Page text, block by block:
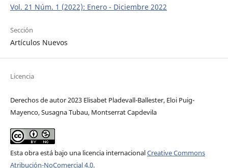
Vol. 21 Núm. 1 (2022): Enero - Diciembre 2022
Sección
Artículos Nuevos
Licencia
Derechos de autor 2023 Elisabet Pladevall-Ballester, Eloi Puig-
Mayenco, Susagna Tubau, Montserrat Capdevila
Esta obra está bajo una licencia internacionalCreative Commons
Atribución-NoComercial 4.0.